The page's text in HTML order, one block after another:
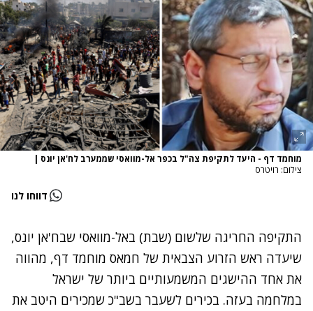
מוחמד דף - היעד לתקיפת צה"ל בכפר אל-מוואסי שממערב לח'אן יונס |
צילום: רויטרס
דווחו לנו
התקיפה החריגה שלשום (שבת) באל-מוואסי שבח'אן יונס,
שיעדה ראש הזרוע הצבאית של חמאס מוחמד דף, מהווה
את אחד ההישגים המשמעותיים ביותר של ישראל
במלחמה בעזה. בכירים לשעבר בשב"כ שמכירים היטב את